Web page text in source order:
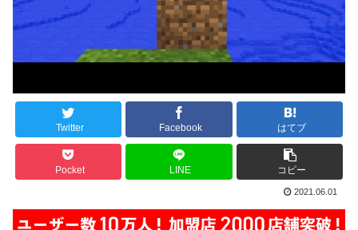
Twitter Facebook はてブ
Pocket LINE コピー
2021.06.01